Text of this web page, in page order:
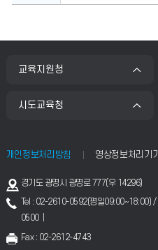
교육지원청
시도교육청
개인정보처리방침 영상정보처리기
주
소
경기도 광명시 광명로 777(우 14296)
Tel : 02-2610-0592(평일09:00~18:00)
0500 |
Fax : 02-2612-4743